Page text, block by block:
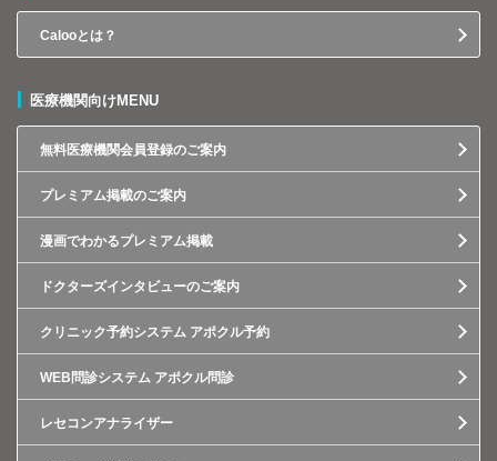
Calooとは？
医療機関向けMENU
無料医療機関会員登録のご案内
プレミアム掲載のご案内
漫画でわかるプレミアム掲載
ドクターズインタビューのご案内
クリニック予約システム アポクル予約
WEB問診システム アポクル問診
レセコンアナライザー